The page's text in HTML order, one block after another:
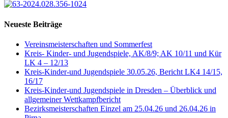
Neueste Beiträge
Vereinsmeisterschaften und Sommerfest
Kreis- Kinder- und Jugendspiele, AK/8/9; AK 10/11 und Kür
LK 4 – 12/13
Kreis-Kinder-und Jugendspiele 30.05.26, Bericht LK4 14/15,
16/17
Kreis-Kinder-und Jugendspiele in Dresden – Überblick und
allgemeiner Wettkampfbericht
Bezirksmeisterschaften Einzel am 25.04.26 und 26.04.26 in